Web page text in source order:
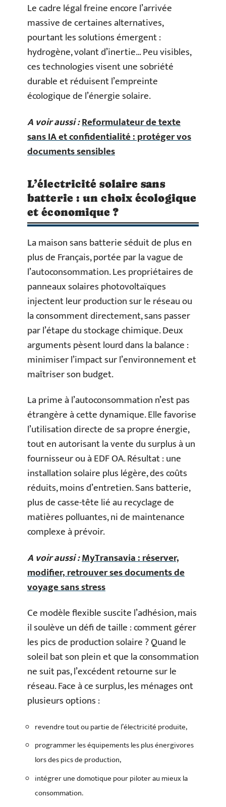
Le cadre légal freine encore l’arrivée
massive de certaines alternatives,
pourtant les solutions émergent :
hydrogène, volant d’inertie… Peu visibles,
ces technologies visent une sobriété
durable et réduisent l’empreinte
écologique de l’énergie solaire.
A voir aussi :Reformulateur de texte
sans IA et confidentialité : protéger vos
documents sensibles
L’électricité solaire sans
batterie : un choix écologique
et économique ?
La maison sans batterie séduit de plus en
plus de Français, portée par la vague de
l’autoconsommation. Les propriétaires de
panneaux solaires photovoltaïques
injectent leur production sur le réseau ou
la consomment directement, sans passer
par l’étape du stockage chimique. Deux
arguments pèsent lourd dans la balance :
minimiser l’impact sur l’environnement et
maîtriser son budget.
La prime à l’autoconsommation n’est pas
étrangère à cette dynamique. Elle favorise
l’utilisation directe de sa propre énergie,
tout en autorisant la vente du surplus à un
fournisseur ou à EDF OA. Résultat : une
installation solaire plus légère, des coûts
réduits, moins d’entretien. Sans batterie,
plus de casse-tête lié au recyclage de
matières polluantes, ni de maintenance
complexe à prévoir.
A voir aussi :MyTransavia : réserver,
modifier, retrouver ses documents de
voyage sans stress
Ce modèle flexible suscite l’adhésion, mais
il soulève un défi de taille : comment gérer
les pics de production solaire ? Quand le
soleil bat son plein et que la consommation
ne suit pas, l’excédent retourne sur le
réseau. Face à ce surplus, les ménages ont
plusieurs options :
revendre tout ou partie de l’électricité produite,
programmer les équipements les plus énergivores
lors des pics de production,
intégrer une domotique pour piloter au mieux la
consommation.